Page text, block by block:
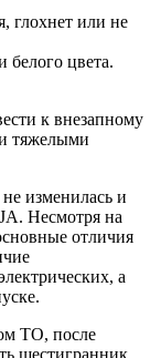
глохнет или не
белого цвета.
к внезапному
тяжелыми
изменилась и
Несмотря на
отличия
а
ТО, после